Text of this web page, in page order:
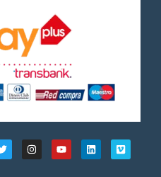
T
w
i
I
n
s
Y
o
u
L
i
n
V
i
m